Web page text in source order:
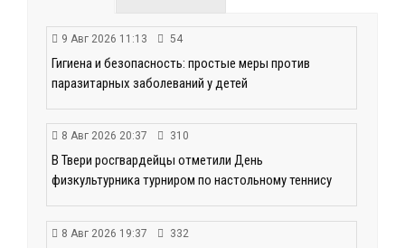
9 Авг 2026 11:13 54
Гигиена и безопасность: простые меры против
паразитарных заболеваний у детей
8 Авг 2026 20:37 310
В Твери росгвардейцы отметили День
физкультурника турниром по настольному теннису
8 Авг 2026 19:37 332